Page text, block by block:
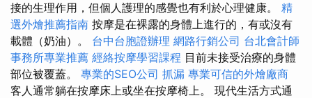
接的生理作用，但個人護理的感覺也有利於心理健康。 精
選外燴推薦指南 按摩是在裸露的身體上進行的，有或沒有
載體（奶油）。 台中台胞證辦理 網路行銷公司 台北會計師
事務所專業推薦 經絡按摩學習課程 目前未接受治療的身體
部位被覆蓋。 專業的SEO公司 抓漏 專業可信的外燴廠商
客人通常躺在按摩床上或坐在按摩椅上。 現代生活方式通